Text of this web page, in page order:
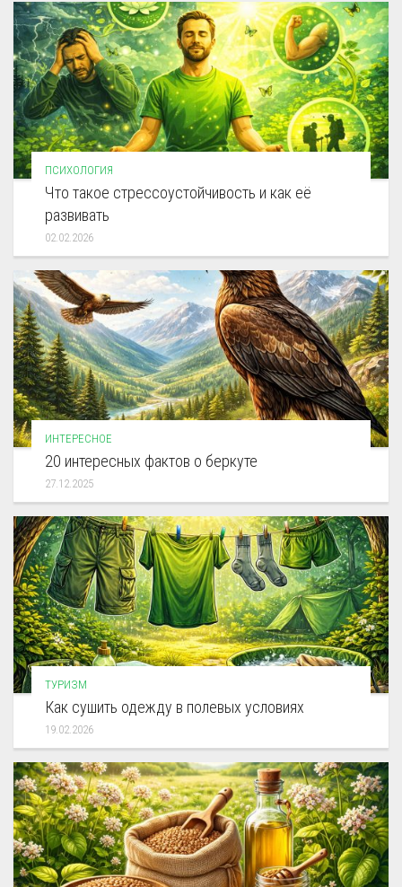
ПСИХОЛОГИЯ
Что такое стрессоустойчивость и как её
развивать
02.02.2026
ИНТЕРЕСНОЕ
20 интересных фактов о беркуте
27.12.2025
ТУРИЗМ
Как сушить одежду в полевых условиях
19.02.2026